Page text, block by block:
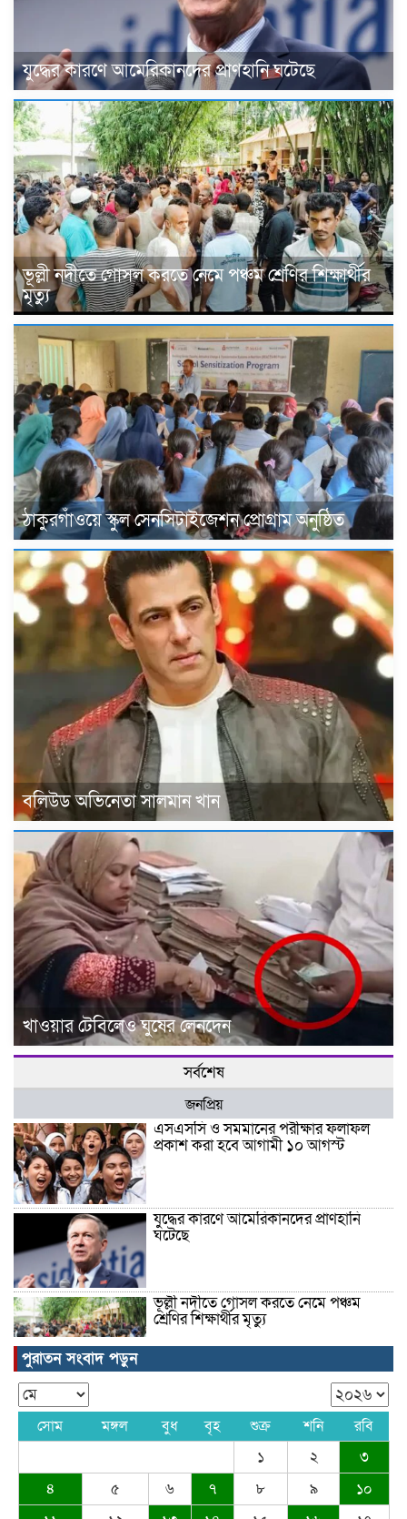
যুদ্ধের কারণে আমেরিকানদের প্রাণহানি ঘটেছে
ভূল্লী নদীতে গোসল করতে নেমে পঞ্চম শ্রেণির শিক্ষার্থীর
মৃত্যু
ঠাকুরগাঁওয়ে স্কুল সেনসিটাইজেশন প্রোগ্রাম অনুষ্ঠিত
বলিউড অভিনেতা সালমান খান
খাওয়ার টেবিলেও ঘুষের লেনদেন
সর্বশেষ
জনপ্রিয়
এসএসসি ও সমমানের পরীক্ষার ফলাফল
প্রকাশ করা হবে আগামী ১০ আগস্ট
যুদ্ধের কারণে আমেরিকানদের প্রাণহানি
ঘটেছে
ভূল্লী নদীতে গোসল করতে নেমে পঞ্চম
শ্রেণির শিক্ষার্থীর মৃত্যু
ঠাকুরগাঁওয়ে স্কুল সেনসিটাইজেশন প্রোগ্রাম
বলিউড অভিনেতা সালমান খান
পুরাতন সংবাদ পড়ুন
সোম মঙ্গল বুধ বৃহ শুক্র শনি
রবি
১
২
৩
৪
৫ ৬ ৭ ৮ ৯
১০